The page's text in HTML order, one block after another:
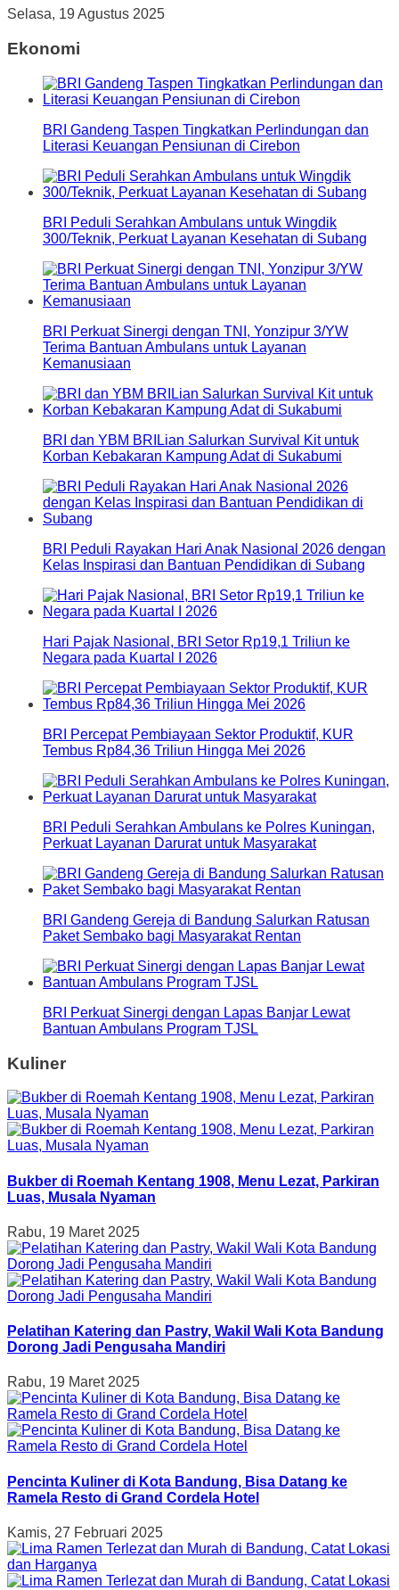
Selasa, 19 Agustus 2025
Ekonomi
BRI Gandeng Taspen Tingkatkan Perlindungan dan
Literasi Keuangan Pensiunan di Cirebon
BRI Peduli Serahkan Ambulans untuk Wingdik
300/Teknik, Perkuat Layanan Kesehatan di Subang
BRI Perkuat Sinergi dengan TNI, Yonzipur 3/YW
Terima Bantuan Ambulans untuk Layanan
Kemanusiaan
BRI dan YBM BRILian Salurkan Survival Kit untuk
Korban Kebakaran Kampung Adat di Sukabumi
BRI Peduli Rayakan Hari Anak Nasional 2026 dengan
Kelas Inspirasi dan Bantuan Pendidikan di Subang
Hari Pajak Nasional, BRI Setor Rp19,1 Triliun ke
Negara pada Kuartal I 2026
BRI Percepat Pembiayaan Sektor Produktif, KUR
Tembus Rp84,36 Triliun Hingga Mei 2026
BRI Peduli Serahkan Ambulans ke Polres Kuningan,
Perkuat Layanan Darurat untuk Masyarakat
BRI Gandeng Gereja di Bandung Salurkan Ratusan
Paket Sembako bagi Masyarakat Rentan
BRI Perkuat Sinergi dengan Lapas Banjar Lewat
Bantuan Ambulans Program TJSL
Kuliner
Bukber di Roemah Kentang 1908, Menu Lezat, Parkiran
Luas, Musala Nyaman
Rabu, 19 Maret 2025
Pelatihan Katering dan Pastry, Wakil Wali Kota Bandung
Dorong Jadi Pengusaha Mandiri
Rabu, 19 Maret 2025
Pencinta Kuliner di Kota Bandung, Bisa Datang ke
Ramela Resto di Grand Cordela Hotel
Kamis, 27 Februari 2025